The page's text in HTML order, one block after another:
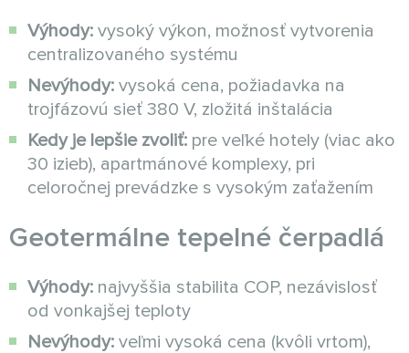
Výhody: vysoký výkon, možnosť vytvorenia
centralizovaného systému
Nevýhody: vysoká cena, požiadavka na
trojfázovú sieť 380 V, zložitá inštalácia
Kedy je lepšie zvoliť: pre veľké hotely (viac ako
30 izieb), apartmánové komplexy, pri
celoročnej prevádzke s vysokým zaťažením
Geotermálne tepelné čerpadlá
Výhody: najvyššia stabilita COP, nezávislosť
od vonkajšej teploty
Nevýhody: veľmi vysoká cena (kvôli vrtom),